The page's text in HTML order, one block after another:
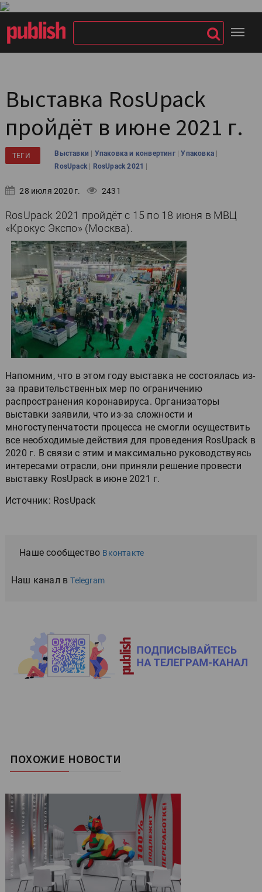
Выставка RosUpack
пройдёт в июне 2021 г.
ТЕГИ Выставки | Упаковка и конвертинг |Упаковка |
RosUpack | RosUpack 2021 |
28 июля 2020 г. 2431
RosUpack 2021 пройдёт с 15 по 18 июня в МВЦ
«Крокус Экспо» (Москва).
Напомним, что в этом году выставка не состоялась из-
за правительственных мер по ограничению
распространения коронавируса. Организаторы
выставки заявили, что из-за сложности и
многоступенчатости процесса не смогли осуществить
все необходимые действия для проведения RosUpack в
2020 г. В связи с этим и максимально руководствуясь
интересами отрасли, они приняли решение провести
выставку RosUpack в июне 2021 г.
Источник: RosUpack
Наше сообщество Вконтакте
Наш канал вTelegram
ПОХОЖИЕ НОВОСТИ